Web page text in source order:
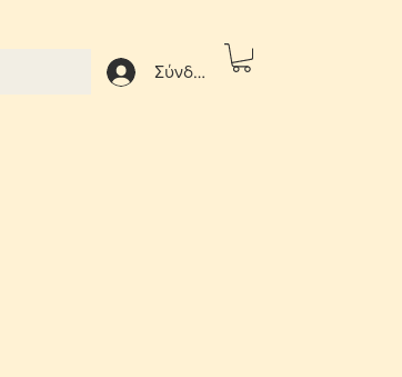
Σύνδεση